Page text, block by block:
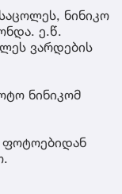
ნინიკო
ე.წ.
ვარდების
ნინიკომ
ფოტოებიდან